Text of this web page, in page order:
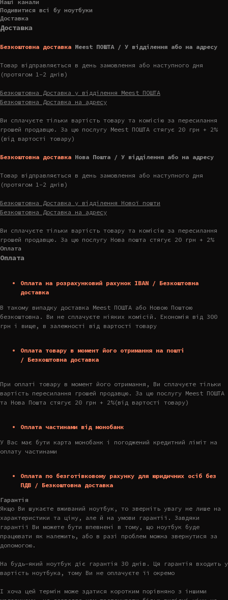
Наші канали
Подивитися всі бу ноутбуки
Доставка
Доставка
Безкоштовна доставка Meest ПОШТА / У відділення або на адресу
Товар відправляється в день замовлення або наступного дня
(протягом 1-2 днів)
Безкоштовна Доставка у відділення Meest ПОШТА
Безкоштовна Доставка на адресу
Ви сплачуєте тільки вартість товару та комісію за пересилання
грошей продавцю. За цю послугу Meest ПОШТА стягує 20 грн + 2%
(від вартості товару)
Безкоштовна доставка Нова Пошта / У відділення або на адресу
Товар відправляється в день замовлення або наступного дня
(протягом 1-2 днів)
Безкоштовна Доставка у відділення Нової пошти
Безкоштовна Доставка на адресу
Ви сплачуєте тільки вартість товару та комісію за пересилання
грошей продавцю. За цю послугу Нова пошта стягує 20 грн + 2%
Оплата
Оплата
Оплата на розрахунковий рахунок IBAN / Безкоштовна
доставка
В такому випадку доставка Meest ПОШТА або Новою Поштою
безкоштовна. Ви не сплачуєте ніяких комісій. Економія від 300
грн і вище, в залежності від вартості товару
Оплата товару в момент його отримання на пошті
/ Безкоштовна доставка
При оплаті товару в момент його отримання, Ви сплачуєте тільки
вартість пересилання грошей продавцю. За цю послугу Meest ПОШТА
та Нова Пошта стягує 20 грн + 2%(від вартості товару)
Оплата частинами від монобанк
У Вас має бути карта монобанк і погоджений кредитний ліміт на
оплату частинами
Оплата по безготівковому рахунку для юридичних осіб без
ПДВ / Безкоштовна доставка
Гарантія
Якщо Ви шукаєте вживаний ноутбук, то зверніть увагу не лише на
характеристики та ціну, але й на умови гарантії. Завдяки
гарантії Ви можете бути впевнені в тому, що ноутбук буде
працювати як належить, або в разі проблем можна звернутися за
допомогою.
На будь-який ноутбук діє гарантія 30 днів. Ця гарантія входить у
вартість ноутбука, тому Ви не оплачуєте її окремо
І хоча цей термін може здатися коротким порівняно з іншими